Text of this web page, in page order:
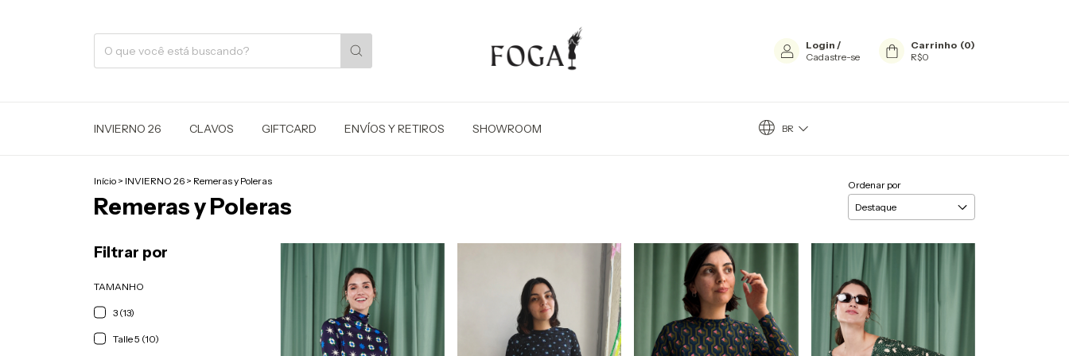
Login /
Cadastre-se
Carrinho (0)
R$0
INVIERNO 26 CLAVOS GIFTCARD ENVÍOS Y RETIROS SHOWROOM BR
Início > INVIERNO 26 > Remeras y Poleras
Remeras y Poleras
Ordenar por
Filtrar por
TAMANHO
3 (13)
Talle 5 (10)